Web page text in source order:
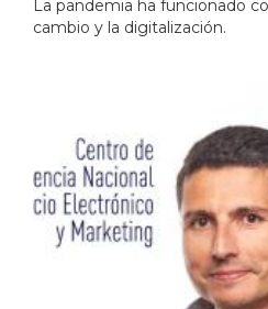
La pandemia ha funcionado
cambio y la digitalización.